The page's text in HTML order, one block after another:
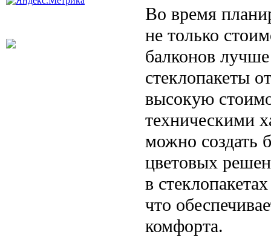
Во время
не только
балконов
стеклопакеты
высокую
техническими
можно создать
цветовых
в
что
комфорта.